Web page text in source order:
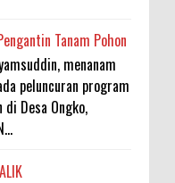
Tanam Pohon
menanam
peluncuran program
di Desa Ongko,